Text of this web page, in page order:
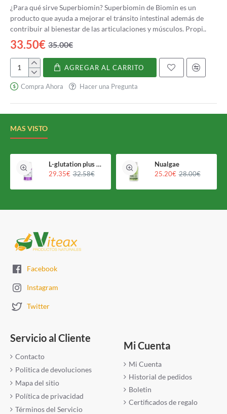
¿Para qué sirve Superbiomin? Superbiomin de Biomin es un
producto que ayuda a mejorar el tránsito intestinal además de
contribuir al bienestar de las articulaciones y músculos. Propi..
33.50€ 35.00€
Superbiomin
AGREGAR AL CARRITO
Compra Ahora Hacer una Pregunta
MAS VISTO
L-glutation plus Holomega
29.35€ 32.58€
Nualgae
25.20€ 28.00€
Facebook
Instagram
Twitter
Servicio al Cliente
Contacto
Politica de devoluciones
Mapa del sitio
Política de privacidad
Términos del Servicio
Mi Cuenta
Mi Cuenta
Historial de pedidos
Boletin
Certificados de regalo